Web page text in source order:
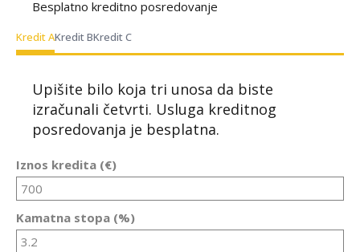
Besplatno kreditno posredovanje
Kredit AKredit BKredit C
Upišite bilo koja tri unosa da biste
izračunali četvrti. Usluga kreditnog
posredovanja je besplatna.
Iznos kredita (€)
Kamatna stopa (%)